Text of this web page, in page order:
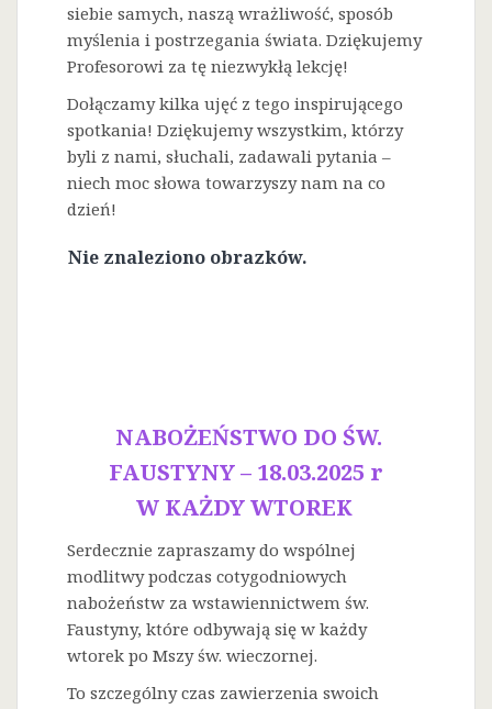
siebie samych, naszą wrażliwość, sposób
myślenia i postrzegania świata. Dziękujemy
Profesorowi za tę niezwykłą lekcję!
Dołączamy kilka ujęć z tego inspirującego
spotkania! Dziękujemy wszystkim, którzy
byli z nami, słuchali, zadawali pytania –
niech moc słowa towarzyszy nam na co
dzień!
Nie znaleziono obrazków.
NABOŻEŃSTWO DO ŚW.
FAUSTYNY – 18.03.2025 r
W KAŻDY WTOREK
Serdecznie zapraszamy do wspólnej
modlitwy podczas cotygodniowych
nabożeństw za wstawiennictwem św.
Faustyny, które odbywają się w każdy
wtorek po Mszy św. wieczornej.
To szczególny czas zawierzenia swoich